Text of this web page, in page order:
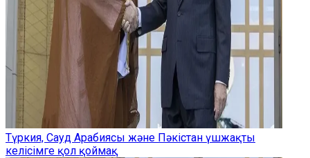
Түркия, Сауд Арабиясы және Пәкістан үшжақты
келісімге қол қоймақ